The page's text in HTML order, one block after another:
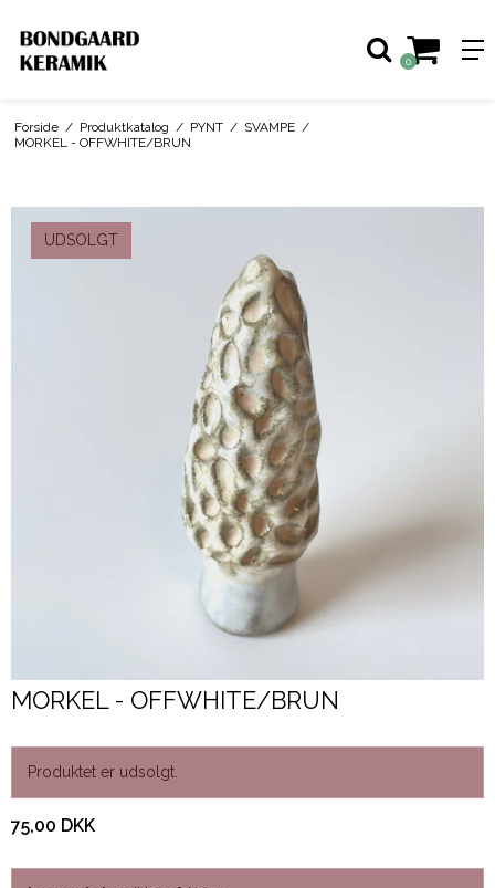
0
Forside / Produktkatalog / PYNT / SVAMPE /
MORKEL - OFFWHITE/BRUN
UDSOLGT
MORKEL - OFFWHITE/BRUN
Produktet er udsolgt.
75,00 DKK